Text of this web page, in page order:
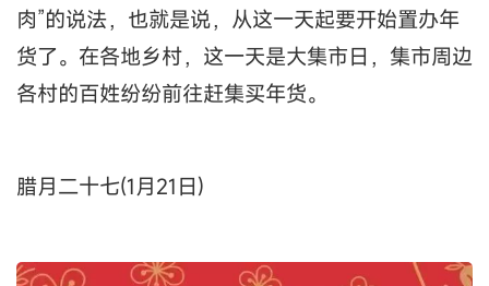
肉”的说法，也就是说，从这一天起要开始置办年
货了。在各地乡村，这一天是大集市日，集市周边
各村的百姓纷纷前往赶集买年货。
腊月二十七(1月21日)